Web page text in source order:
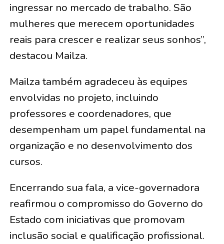
ingressar no mercado de trabalho. São
mulheres que merecem oportunidades
reais para crescer e realizar seus sonhos”,
destacou Mailza.
Mailza também agradeceu às equipes
envolvidas no projeto, incluindo
professores e coordenadores, que
desempenham um papel fundamental na
organização e no desenvolvimento dos
cursos.
Encerrando sua fala, a vice-governadora
reafirmou o compromisso do Governo do
Estado com iniciativas que promovam
inclusão social e qualificação profissional.